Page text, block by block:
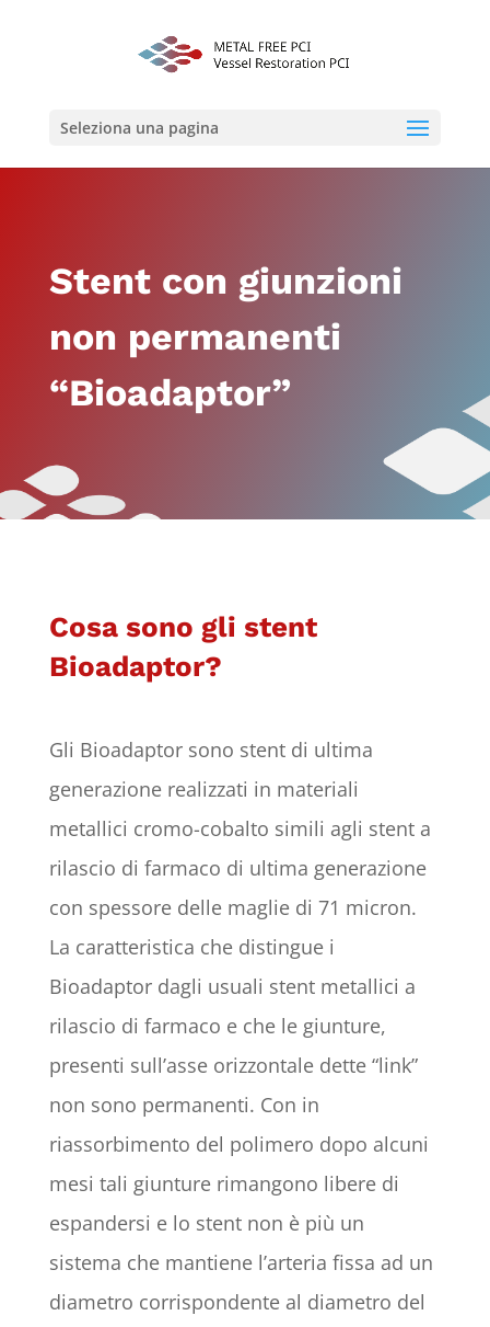
Seleziona una pagina
Stent con giunzioni
non permanenti
“Bioadaptor”
Cosa sono gli stent
Bioadaptor?
Gli Bioadaptor sono stent di ultima
generazione realizzati in materiali
metallici cromo-cobalto simili agli stent a
rilascio di farmaco di ultima generazione
con spessore delle maglie di 71 micron.
La caratteristica che distingue i
Bioadaptor dagli usuali stent metallici a
rilascio di farmaco e che le giunture,
presenti sull’asse orizzontale dette “link”
non sono permanenti. Con in
riassorbimento del polimero dopo alcuni
mesi tali giunture rimangono libere di
espandersi e lo stent non è più un
sistema che mantiene l’arteria fissa ad un
diametro corrispondente al diametro del